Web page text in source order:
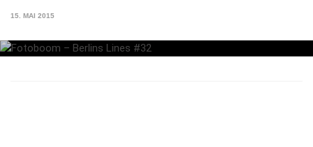
15. MAI 2015